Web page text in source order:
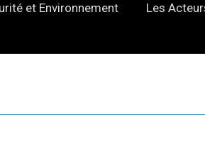
et Environnement Les